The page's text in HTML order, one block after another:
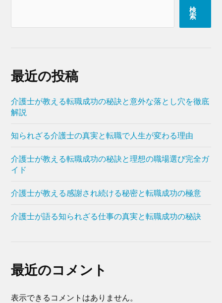
検
索
最近の投稿
介護士が教える転職成功の秘訣と意外な落とし穴を徹底
解説
知られざる介護士の真実と転職で人生が変わる理由
介護士が教える転職成功の秘訣と理想の職場選び完全ガ
イド
介護士が教える感謝され続ける秘密と転職成功の極意
介護士が語る知られざる仕事の真実と転職成功の秘訣
最近のコメント
表示できるコメントはありません。